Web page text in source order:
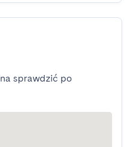
sprawdzić po